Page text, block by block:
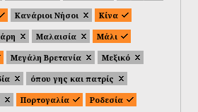
Κανάριοι Νήσοι
Κίνα
Μαλαισία
Μάλι
Μεγάλη Βρετανία
Μεξικό
όπου γης και πατρίς
Πορτογαλία
Ροδεσία